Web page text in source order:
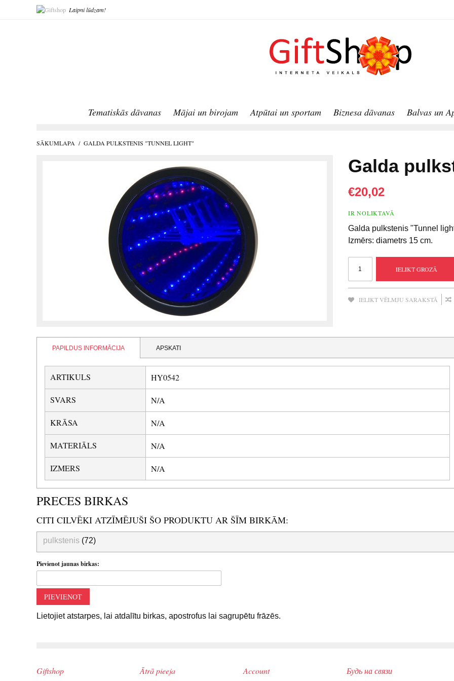
Laipni lūdzam!
Tematiskās dāvanas Mājai un birojam Atpūtai un sportam Biznesa dāvanas Balvas un
SĀKUMLAPA / GALDA PULKSTENIS "TUNNEL LIGHT"
Galda
€20,02
IR NOLIKTAVĀ
Galda pulkstenis "Tunnel
Izmērs: diametrs 15 cm.
IELIKT GROZĀ
IELIKT VĒLMJU SARAKSTĀ
PAPILDUS INFORMĀCIJA APSKATI
ARTIKULS HY0542
SVARS N/A
KRĀSA N/A
MATERIĀLS N/A
IZMERS N/A
PRECES BIRKAS
CITI CILVĒKI ATZĪMĒJUŠI ŠO PRODUKTU AR ŠĪM BIRKĀM:
pulkstenis (72)
Pievienot jaunas birkas:
PIEVIENOT
Lietojiet atstarpes, lai atdalītu birkas, apostrofus lai sagrupētu frāzēs.
Giftshop Ātrā pieeja Account Будь на связи